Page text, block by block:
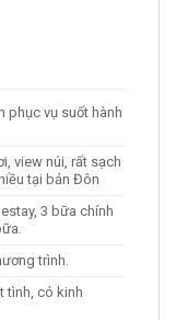
phục vụ suốt hành
view núi, rất sạch
tại bản Đôn
3 bữa chính
trình.
tình, có kinh